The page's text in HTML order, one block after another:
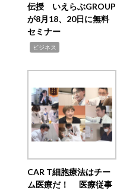
伝授 いえらぶGROUP
が8月18、20日に無料
セミナー
ビジネス
CAR T細胞療法はチー
ム医療だ！ 医療従事